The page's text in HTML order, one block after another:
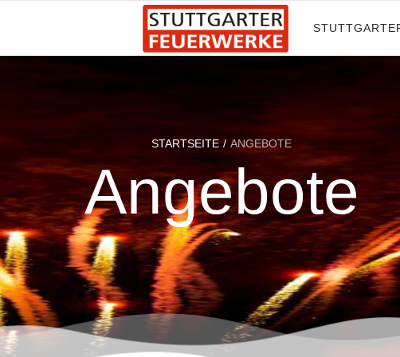
STARTSEITE ANGEBOTE
Angebote